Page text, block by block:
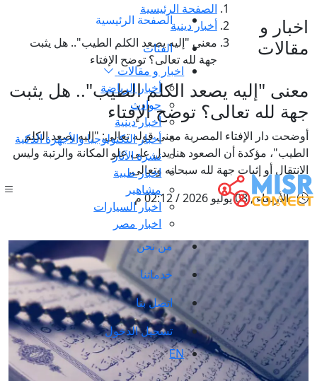
الصفحة الرئيسية
الفئات
اخبار و مقالات
أخبار الرياضة
حوادث
أخبار دينية
أخبار التكنولوجيا والأجهزة الذكية
نشرة الآثار
اخبار طبية
مشاهير
اخبار السيارات
اخبار مصر
من نحن
خدماتنا
اتصل بنا
تسجيل الدخول
EN
اخبار و
مقالات
الصفحة الرئيسية
أخبار دينية
معنى "إليه يصعد الكلم الطيب".. هل يثبت
جهة لله تعالى؟ توضح الإفتاء
معنى "إليه يصعد الكلم الطيب".. هل يثبت
جهة لله تعالى؟ توضح الإفتاء
أوضحت دار الإفتاء المصرية معنى قوله تعالى: "إليه يصعد الكلم
الطيب"، مؤكدة أن الصعود هنا يدل على علو المكانة والرتبة وليس
الانتقال أو إثبات جهة لله سبحانه وتعالى.
الأربعاء , 08 يوليو 2026 / 02:12 م